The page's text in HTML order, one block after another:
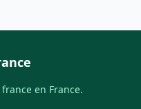
en France.